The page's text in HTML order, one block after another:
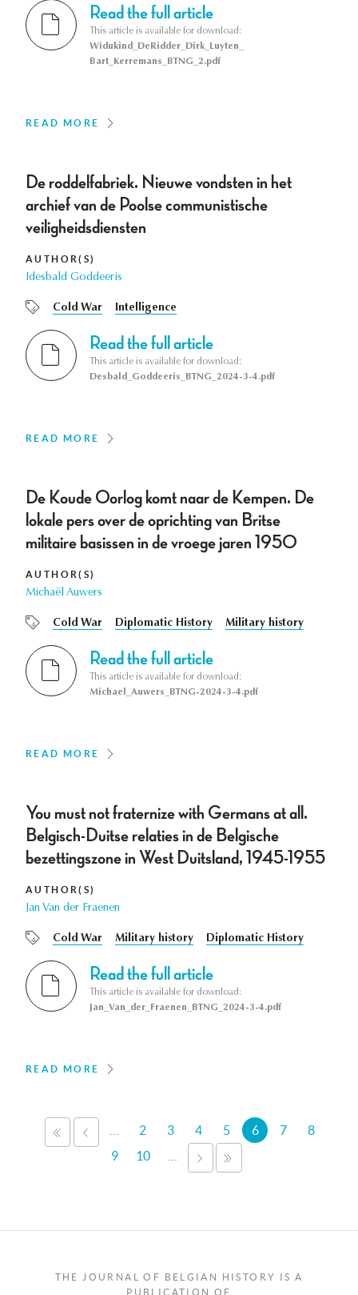
Read the full article
This article is available for download:
Widukind_DeRidder_Dirk_Luyten_
Bart_Kerremans_BTNG_2.pdf
READ MORE
De roddelfabriek. Nieuwe vondsten in het
archief van de Poolse communistische
veiligheidsdiensten
AUTHOR(S)
Idesbald Goddeeris
Cold War Intelligence
Read the full article
This article is available for download:
Desbald_Goddeeris_BTNG_2024-3-4.pdf
READ MORE
De Koude Oorlog komt naar de Kempen. De
lokale pers over de oprichting van Britse
militaire basissen in de vroege jaren 1950
AUTHOR(S)
Michaël Auwers
Cold War Diplomatic History Military history
Read the full article
This article is available for download:
Michael_Auwers_BTNG-2024-3-4.pdf
READ MORE
You must not fraternize with Germans at all.
Belgisch-Duitse relaties in de Belgische
bezettingszone in West Duitsland, 1945-1955
AUTHOR(S)
Jan Van der Fraenen
Cold War Military history Diplomatic History
Read the full article
This article is available for download:
Jan_Van_der_Fraenen_BTNG_2024-3-4.pdf
READ MORE
Pages
«
FIRSTPREVIOUS
2 3 4 5 6 7
8
9
10
NEXT
›
THE JOURNAL OF BELGIAN HISTORY IS A
PUBLICATION OF